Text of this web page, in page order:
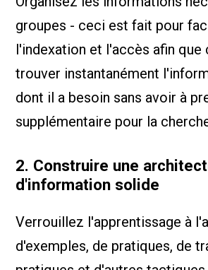
groupes - ceci est fait pour
l'indexation et l'accès afin que
trouver instantanément
dont il a besoin sans avoir à
supplémentaire pour la
2. Construire une
d'information solide
Verrouillez l'apprentissage à
d'exemples, de pratiques, de